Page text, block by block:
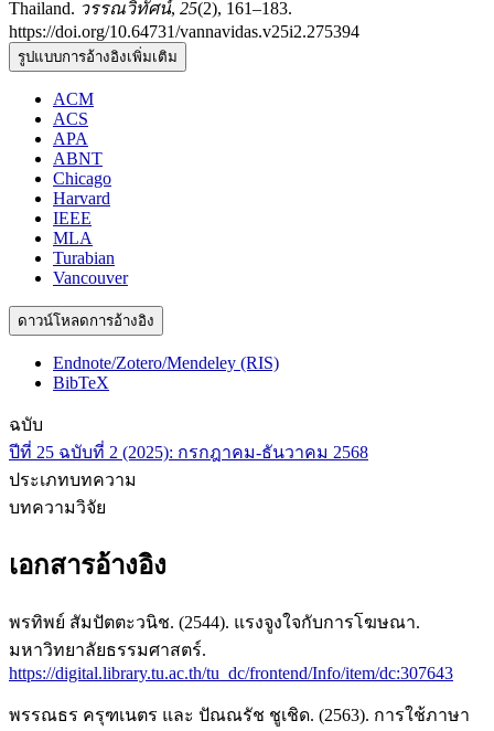
Thailand. วรรณวิทัศน์, 25(2), 161–183.
https://doi.org/10.64731/vannavidas.v25i2.275394
รูปแบบการอ้างอิงเพิ่มเติม
ACM
ACS
APA
ABNT
Chicago
Harvard
IEEE
MLA
Turabian
Vancouver
ดาวน์โหลดการอ้างอิง
Endnote/Zotero/Mendeley (RIS)
BibTeX
ฉบับ
ปีที่ 25 ฉบับที่ 2 (2025): กรกฎาคม-ธันวาคม 2568
ประเภทบทความ
บทความวิจัย
เอกสารอ้างอิง
พรทิพย์ สัมปัตตะวนิช. (2544). แรงจูงใจกับการโฆษณา.
มหาวิทยาลัยธรรมศาสตร์.
https://digital.library.tu.ac.th/tu_dc/frontend/Info/item/dc:307643
พรรณธร ครุฑเนตร และ ปัณณรัช ชูเชิด. (2563). การใช้ภาษา